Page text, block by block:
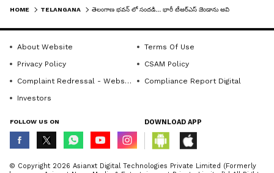
HOME TELANGANA
About Website
Terms Of Use
Privacy Policy
CSAM Policy
Complaint Redressal - Website
Compliance Report Digital
Investors
FOLLOW US ON DOWNLOAD APP
© Copyright 2026 Asianxt Digital Technologies Private Limited (Formerly